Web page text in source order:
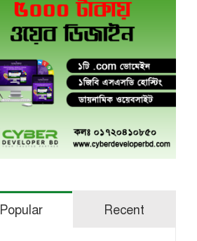
Popular Recent